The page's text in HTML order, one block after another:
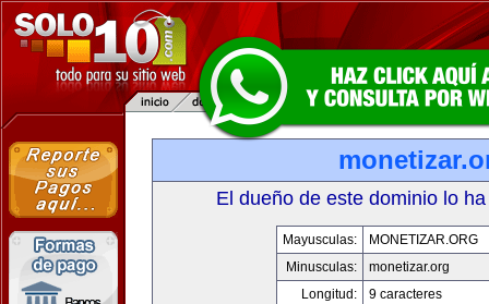
El dueño de este dominio lo
Mayusculas:
MONETIZAR.ORG
Minusculas:
monetizar.org
Longitud:
9 caracteres